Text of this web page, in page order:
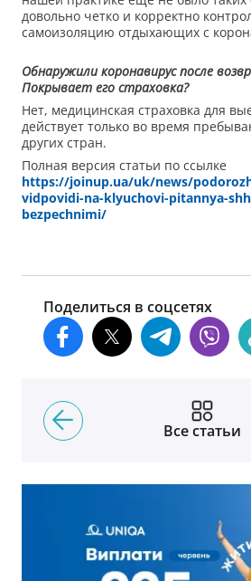
довольно четко и корректно
самоизоляцию отдыхающих с
Обнаружили коронавирус после
Покрывает его страховка?
Нет, медицинская страховка для
действует только во время
других стран.
Полная версия статьи по ссылке
https://joinup.ua/uk/news/
vidpovidi-na-klyuchovi-pitannya-
bezpechnimi/
Поделиться в соцсетях
Все статьи